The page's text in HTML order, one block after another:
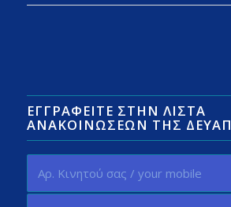
ΕΓΓΡΑΦΕΊΤΕ ΣΤΗΝ ΛΊΣΤΑ
ΑΝΑΚΟΙΝΏΣΕΩΝ ΤΗΣ ΔΕΥΑΠ